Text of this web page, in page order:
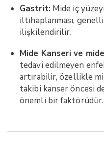
Gastrit:Mide iç
iltihaplanması,
ilişkilendirilir.
Mide Kanseri ve
tedavi edilmeyen
artırabilir, özellikle
takibi kanser öncesi
önemli bir faktörüdür.